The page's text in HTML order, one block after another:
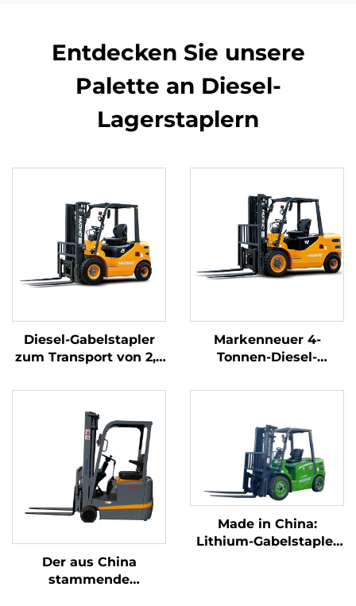
Entdecken Sie unsere
Palette an Diesel-
Lagerstaplern
Diesel-Gabelstapler
zum Transport von 2,5
einfacher Bedienung
und Entladung bis zu
einer Höhe von 4 m
Markenneuer 4-
Tonnen-Diesel-
hochwertigem
Motor
Der aus China
stammende
Made in China:
Lithium-Gabelstapler